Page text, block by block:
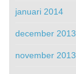
januari 2014
december 2013
november 2013